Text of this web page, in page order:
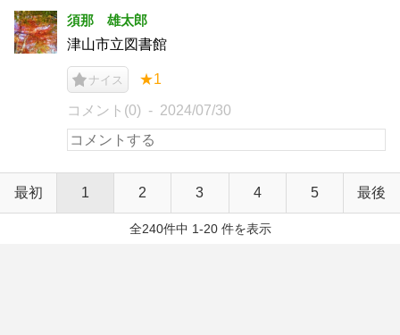
須那 雄太郎
津山市立図書館
ナイス ★1
コメント(0) 2024/07/30
最初 1 2 3 4 5 最後
全240件中 1-20 件を表示